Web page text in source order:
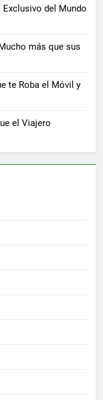
Exclusivo del Mundo
más que sus
te Roba el Móvil y
el Viajero